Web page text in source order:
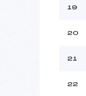
19
20
21
22